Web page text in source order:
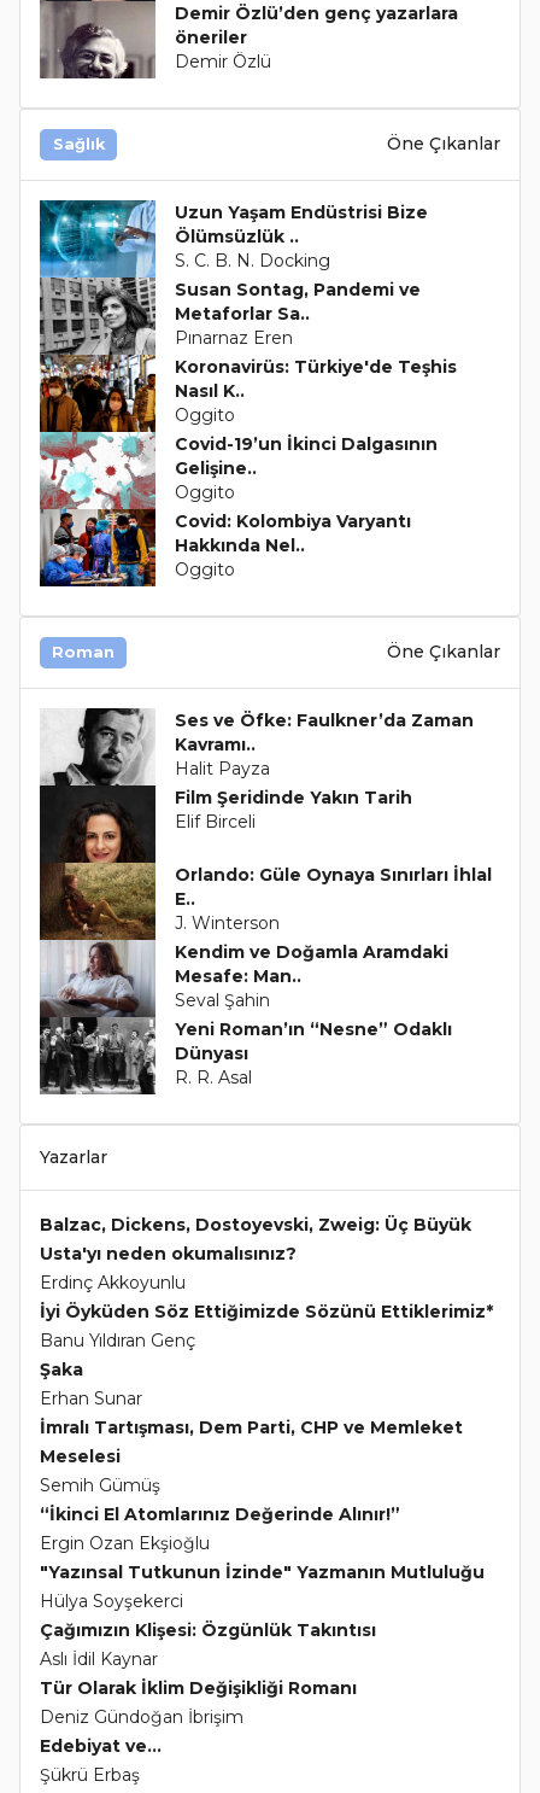
Demir Özlü’den genç yazarlara
öneriler
Demir Özlü
Sağlık Öne Çıkanlar
Uzun Yaşam Endüstrisi Bize
Ölümsüzlük ..
S. C. B. N. Docking
Susan Sontag, Pandemi ve
Metaforlar Sa..
Pınarnaz Eren
Koronavirüs: Türkiye'de Teşhis
Nasıl K..
Oggito
Covid-19’un İkinci Dalgasının
Gelişine..
Oggito
Covid: Kolombiya Varyantı
Hakkında Nel..
Oggito
Roman Öne Çıkanlar
Ses ve Öfke: Faulkner’da Zaman
Kavramı..
Halit Payza
Film Şeridinde Yakın Tarih
Elif Birceli
Orlando: Güle Oynaya Sınırları İhlal
E..
J. Winterson
Kendim ve Doğamla Aramdaki
Mesafe: Man..
Seval Şahin
Yeni Roman’ın “Nesne” Odaklı
Dünyası
R. R. Asal
Yazarlar
Balzac, Dickens, Dostoyevski, Zweig: Üç Büyük
Usta'yı neden okumalısınız?
Erdinç Akkoyunlu
İyi Öyküden Söz Ettiğimizde Sözünü Ettiklerimiz*
Banu Yıldıran Genç
Şaka
Erhan Sunar
İmralı Tartışması, Dem Parti, CHP ve Memleket
Meselesi
Semih Gümüş
“İkinci El Atomlarınız Değerinde Alınır!”
Ergin Ozan Ekşioğlu
"Yazınsal Tutkunun İzinde" Yazmanın Mutluluğu
Hülya Soyşekerci
Çağımızın Klişesi: Özgünlük Takıntısı
Aslı İdil Kaynar
Tür Olarak İklim Değişikliği Romanı
Deniz Gündoğan İbrişim
Edebiyat ve...
Şükrü Erbaş